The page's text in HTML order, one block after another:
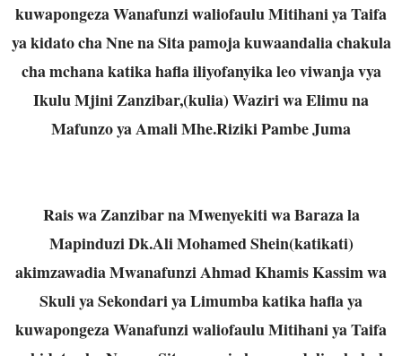
kuwapongeza Wanafunzi waliofaulu Mitihani ya Taifa
ya kidato cha Nne na Sita pamoja kuwaandalia chakula
cha mchana katika hafla iliyofanyika leo viwanja vya
Ikulu Mjini Zanzibar,(kulia) Waziri wa Elimu na
Mafunzo ya Amali Mhe.Riziki Pambe Juma
Rais wa Zanzibar na Mwenyekiti wa Baraza la
Mapinduzi Dk.Ali Mohamed Shein(katikati)
akimzawadia Mwanafunzi Ahmad Khamis Kassim wa
Skuli ya Sekondari ya Limumba katika hafla ya
kuwapongeza Wanafunzi waliofaulu Mitihani ya Taifa